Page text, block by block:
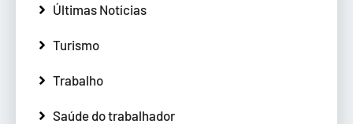
Últimas Notícias
Turismo
Trabalho
Saúde do trabalhador